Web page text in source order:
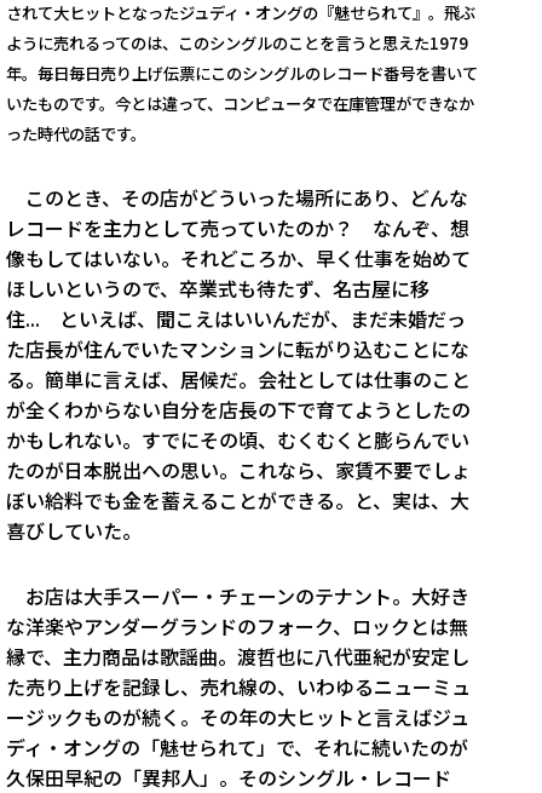
されて大ヒットとなったジュディ・オングの『魅せられて』。飛ぶ
ように売れるってのは、このシングルのことを言うと思えた1979
年。毎日毎日売り上げ伝票にこのシングルのレコード番号を書いて
いたものです。今とは違って、コンピュータで在庫管理ができなか
った時代の話です。
このとき、その店がどういった場所にあり、どんな
レコードを主力として売っていたのか？ なんぞ、想
像もしてはいない。それどころか、早く仕事を始めて
ほしいというので、卒業式も待たず、名古屋に移
住... といえば、聞こえはいいんだが、まだ未婚だっ
た店長が住んでいたマンションに転がり込むことにな
る。簡単に言えば、居候だ。会社としては仕事のこと
が全くわからない自分を店長の下で育てようとしたの
かもしれない。すでにその頃、むくむくと膨らんでい
たのが日本脱出への思い。これなら、家賃不要でしょ
ぼい給料でも金を蓄えることができる。と、実は、大
喜びしていた。
お店は大手スーパー・チェーンのテナント。大好き
な洋楽やアンダーグランドのフォーク、ロックとは無
縁で、主力商品は歌謡曲。渡哲也に八代亜紀が安定し
た売り上げを記録し、売れ線の、いわゆるニューミュ
ージックものが続く。その年の大ヒットと言えばジュ
ディ・オングの「魅せられて」で、それに続いたのが
久保田早紀の「異邦人」。そのシングル・レコード